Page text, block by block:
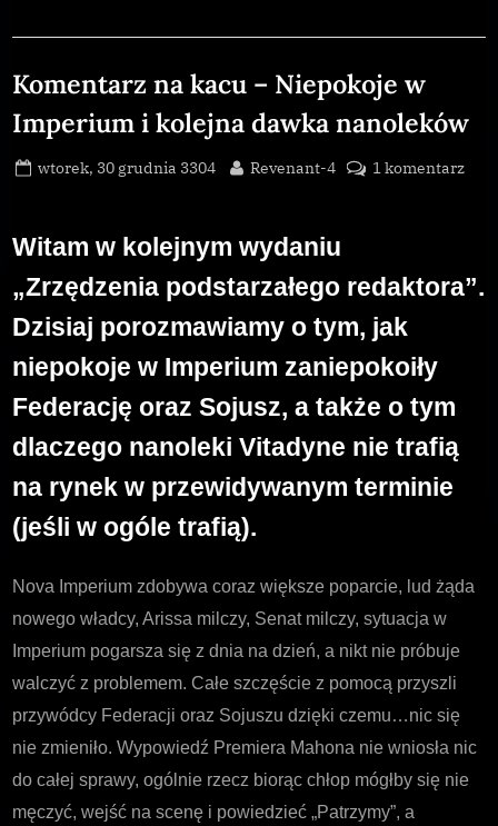
Komentarz na kacu – Niepokoje w
Imperium i kolejna dawka nanoleków
Posted
wtorek, 30 grudnia 3304 By
Revenant-4 1 komentarzdo
Witam w kolejnym wydaniu
„Zrzędzenia podstarzałego redaktora”.
Dzisiaj porozmawiamy o tym, jak
niepokoje w Imperium zaniepokoiły
Federację oraz Sojusz, a także o tym
dlaczego nanoleki Vitadyne nie trafią
na rynek w przewidywanym terminie
(jeśli w ogóle trafią).
Nova Imperium zdobywa coraz większe poparcie, lud żąda
nowego władcy, Arissa milczy, Senat milczy, sytuacja w
Imperium pogarsza się z dnia na dzień, a nikt nie próbuje
walczyć z problemem. Całe szczęście z pomocą przyszli
przywódcy Federacji oraz Sojuszu dzięki czemu…nic się
nie zmieniło. Wypowiedź Premiera Mahona nie wniosła nic
do całej sprawy, ogólnie rzecz biorąc chłop mógłby się nie
męczyć, wejść na scenę i powiedzieć „Patrzymy”, a